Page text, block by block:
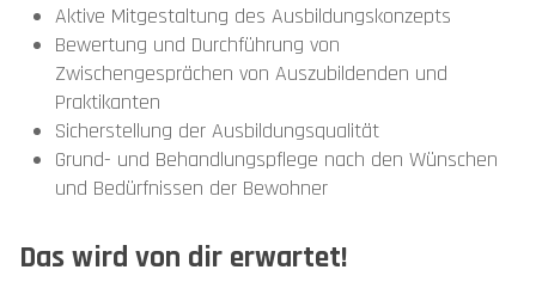
Aktive Mitgestaltung des Ausbildungskonzepts
Bewertung und Durchführung von
Zwischengesprächen von Auszubildenden und
Praktikanten
Sicherstellung der Ausbildungsqualität
Grund- und Behandlungspflege nach den Wünschen
und Bedürfnissen der Bewohner
Das wird von dir erwartet!